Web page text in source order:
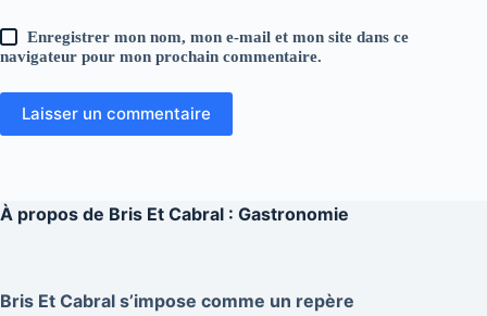
Enregistrer mon nom, mon e-mail et mon site dans ce
navigateur pour mon prochain commentaire.
Laisser un commentaire
À propos de Bris Et Cabral : Gastronomie
Bris Et Cabral s’impose comme un repère